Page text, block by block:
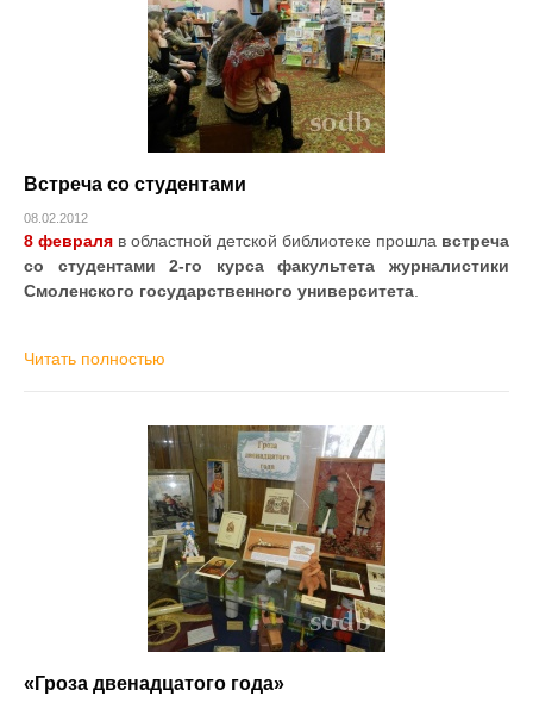
Встреча со студентами
08.02.2012
8 февраля в областной детской библиотеке прошла встреча
со студентами 2-го курса факультета журналистики
Смоленского государственного университета.
Читать полностью
«Гроза двенадцатого года»